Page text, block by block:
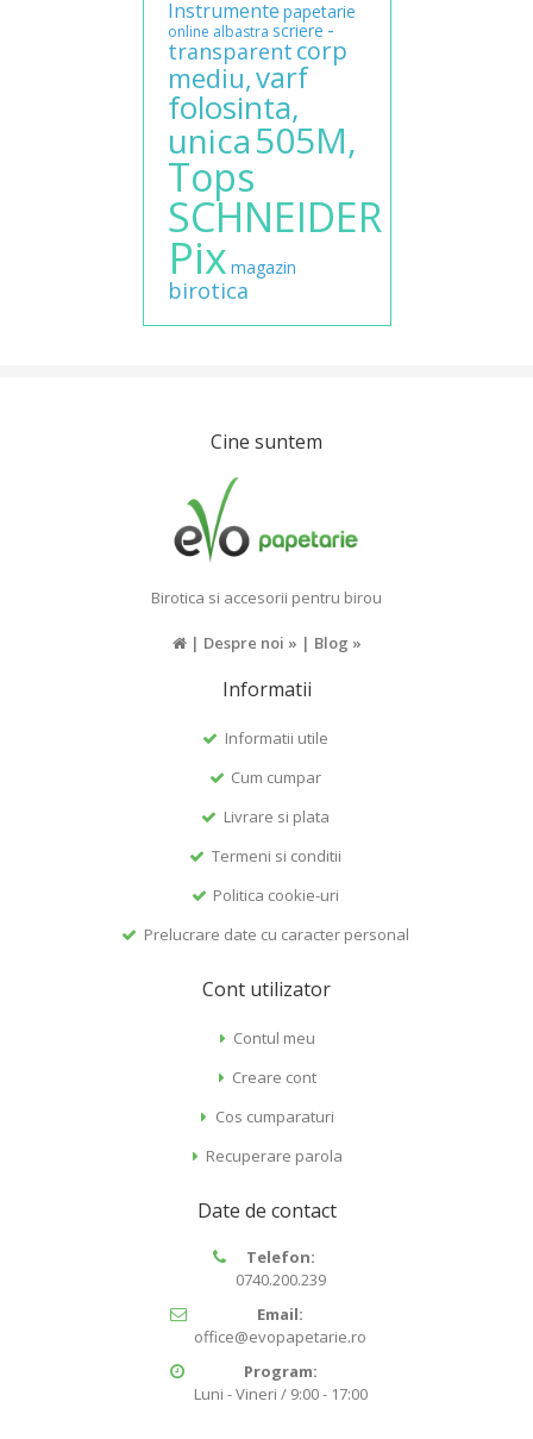
Instrumente papetarie
online albastra scriere -
transparent corp
mediu,varf
folosinta,
unica505M,
Tops
SCHNEIDER
Pix magazin
birotica
Cine suntem
Birotica si accesorii pentru birou
| Despre noi » | Blog »
Informatii
Informatii utile
Cum cumpar
Livrare si plata
Termeni si conditii
Politica cookie-uri
Prelucrare date cu caracter personal
Cont utilizator
Contul meu
Creare cont
Cos cumparaturi
Recuperare parola
Date de contact
Telefon:
0740.200.239
Email:
office@evopapetarie.ro
Program:
Luni - Vineri / 9:00 - 17:00